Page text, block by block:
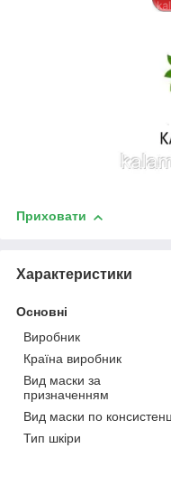
Приховати
Характеристики
Основні
Виробник
Країна виробник
Вид маски за
призначенням
Вид маски по
Тип шкіри